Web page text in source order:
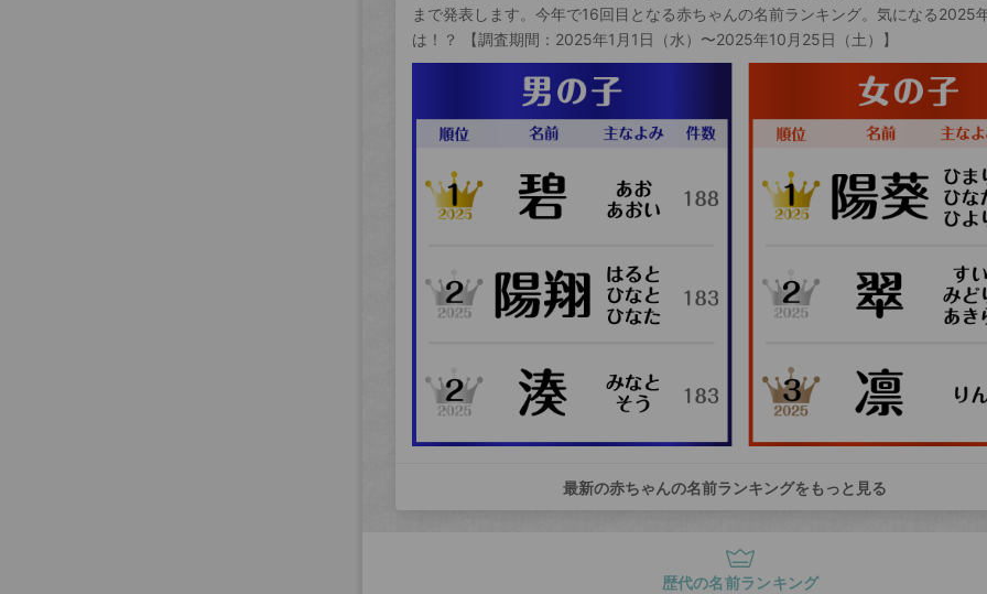
まで発表します。今年で16回目となる赤ちゃんの名前ランキング。気になる2025
は！？ 【調査期間：2025年1月1日（水）〜2025年10月25日（土）】
最新の赤ちゃんの名前ランキングをもっと見る
歴代の名前ランキング